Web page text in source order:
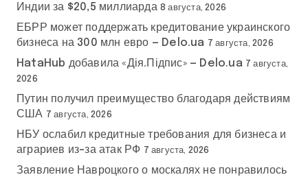
Индии за $20,5 миллиарда 8 августа, 2026
ЕБРР может поддержать кредитование украинского
бизнеса на 300 млн евро — Delo.ua 7 августа, 2026
HataHub добавила «Дія.Підпис» — Delo.ua 7 августа,
2026
Путин получил преимущество благодаря действиям
США 7 августа, 2026
НБУ ослабил кредитные требования для бизнеса и
аграриев из-за атак РФ 7 августа, 2026
Заявление Навроцкого о москалях не понравилось